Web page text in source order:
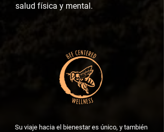
salud física y mental.
Su viaje hacia el bienestar es único, y también